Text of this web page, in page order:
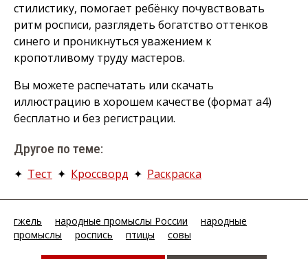
стилистику, помогает ребёнку почувствовать
ритм росписи, разглядеть богатство оттенков
синего и проникнуться уважением к
кропотливому труду мастеров.
Вы можете распечатать или скачать
иллюстрацию в хорошем качестве (формат а4)
бесплатно и без регистрации.
Другое по теме:
✦ Тест ✦ Кроссворд ✦ Раскраска
гжель народные промыслы России
народные
промыслы
роспись птицы совы